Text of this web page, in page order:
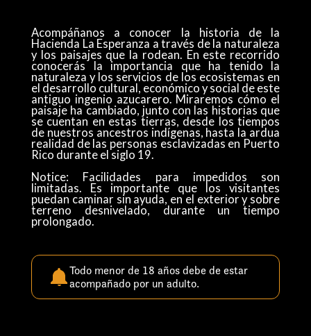
Acompáñanos a conocer la historia de la
Hacienda La Esperanza a través de la naturaleza
y los paisajes que la rodean. En este recorrido
conocerás la importancia que ha tenido la
naturaleza y los servicios de los ecosistemas en
el desarrollo cultural, económico y social de este
antiguo ingenio azucarero. Miraremos cómo el
paisaje ha cambiado, junto con las historias que
se cuentan en estas tierras, desde los tiempos
de nuestros ancestros indígenas, hasta la ardua
realidad de las personas esclavizadas en Puerto
Rico durante el siglo 19.
Notice: Facilidades para impedidos son
limitadas. Es importante que los visitantes
puedan caminar sin ayuda, en el exterior y sobre
terreno desnivelado, durante un tiempo
prolongado.
Todo menor de 18 años debe de estar
acompañado por un adulto.